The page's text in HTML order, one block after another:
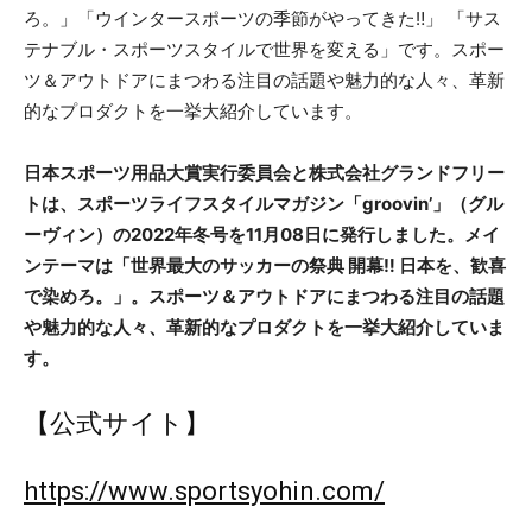
ろ。」「ウインタースポーツの季節がやってきた‼」 「サス
テナブル・スポーツスタイルで世界を変える」です。スポー
ツ＆アウトドアにまつわる注目の話題や魅力的な人々、革新
的なプロダクトを一挙大紹介しています。
日本スポーツ用品大賞実行委員会と株式会社グランドフリー
トは、スポーツライフスタイルマガジン「groovin’」（グル
ーヴィン）の2022年冬号を11月08日に発行しました。メイ
ンテーマは「世界最大のサッカーの祭典 開幕‼ 日本を、歓喜
で染めろ。」。スポーツ＆アウトドアにまつわる注目の話題
や魅力的な人々、革新的なプロダクトを一挙大紹介していま
す。
【公式サイト】
https://www.sportsyohin.com/